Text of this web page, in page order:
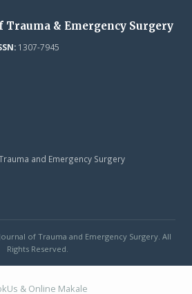
& Emergency Surgery
1307-7945
and Emergency Surgery
of Trauma and Emergency Surgery. All
Rights Reserved.
& Online Makale